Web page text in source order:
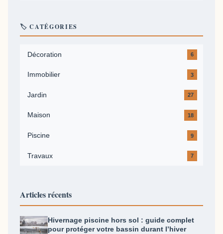
🏷️ CATÉGORIES
Décoration 6
Immobilier 3
Jardin 27
Maison 18
Piscine 9
Travaux 7
Articles récents
Hivernage piscine hors sol : guide complet
pour protéger votre bassin durant l’hiver